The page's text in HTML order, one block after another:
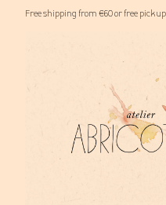
Free shipping from €60 or free pick